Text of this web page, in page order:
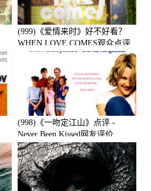
(999)《爱情来时》好不好看？
WHEN LOVE COMES观众点评
(998)《一吻定江山》点评 -
Never Been Kissed网友评价